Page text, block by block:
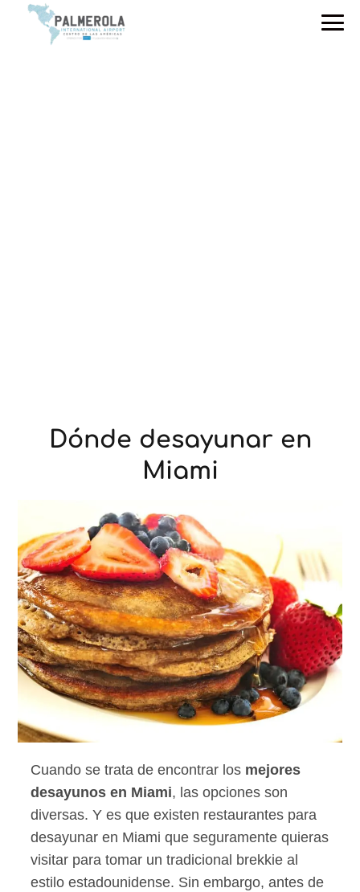
Dónde desayunar en
Miami
Cuando se trata de encontrar los mejores
desayunos en Miami, las opciones son
diversas. Y es que existen restaurantes para
desayunar en Miami que seguramente quieras
visitar para tomar un tradicional brekkie al
estilo estadounidense. Sin embargo, antes de